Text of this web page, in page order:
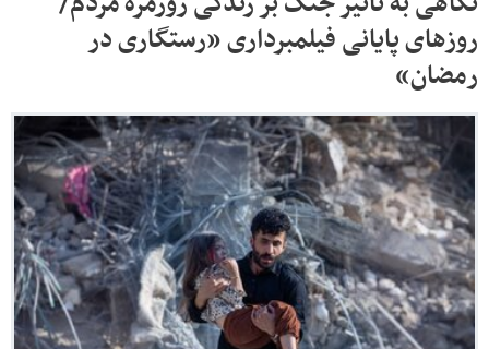
روزهای پایانی فیلمبرداری «رستگاری در
رمضان»